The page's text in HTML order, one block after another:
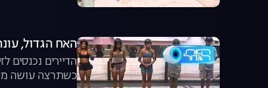
האח הגדול, עונה 7, פרק 61: הקרב על
הדיירים נכנסים
כשתרצה עושה